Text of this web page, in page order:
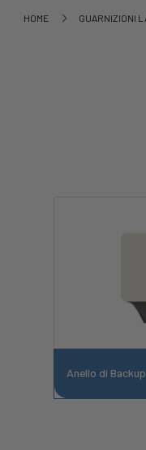
HOME GUARNIZIONI
Anello di